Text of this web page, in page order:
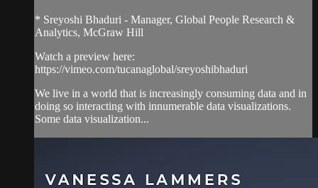
* Sreyoshi Bhaduri - Manager, Global People Research &
Analytics, McGraw Hill
Watch a preview here:
https://vimeo.com/tucanaglobal/sreyoshibhaduri
We live in a world that is increasingly consuming data and in
doing so interacting with innumerable data visualizations.
Some data visualization...